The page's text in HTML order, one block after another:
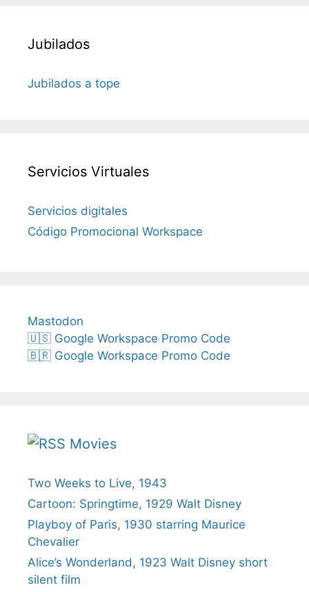
Jubilados
Jubilados a tope
Servicios Virtuales
Servicios digitales
Código Promocional Workspace
Mastodon
🇺🇸 Google Workspace Promo Code
🇧🇷 Google Workspace Promo Code
Movies
Two Weeks to Live, 1943
Cartoon: Springtime, 1929 Walt Disney
Playboy of Paris, 1930 starring Maurice
Chevalier
Alice’s Wonderland, 1923 Walt Disney short
silent film